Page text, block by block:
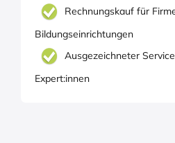
Rechnungskauf für
Bildungseinrichtungen
Ausgezeichneter
Expert:innen